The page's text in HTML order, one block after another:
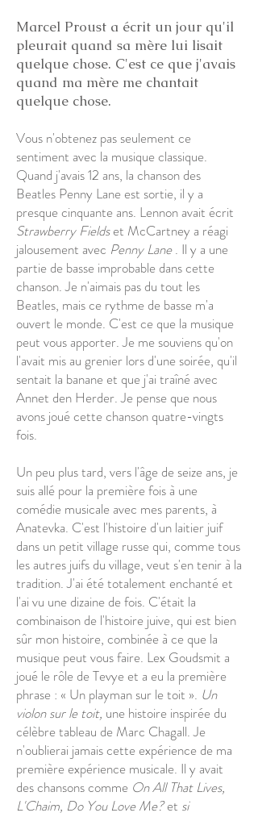
Marcel Proust a écrit un jour qu'il
pleurait quand sa mère lui lisait
quelque chose. C'est ce que j'avais
quand ma mère me chantait
quelque chose.
Vous n'obtenez pas seulement ce
sentiment avec la musique classique.
Quand j'avais 12 ans, la chanson des
Beatles Penny Lane est sortie, il y a
presque cinquante ans. Lennon avait écrit
Strawberry Fieldset McCartney a réagi
jalousement avec Penny Lane. Il y a une
partie de basse improbable dans cette
chanson. Je n'aimais pas du tout les
Beatles, mais ce rythme de basse m'a
ouvert le monde. C'est ce que la musique
peut vous apporter. Je me souviens qu'on
l'avait mis au grenier lors d'une soirée, qu'il
sentait la banane et que j'ai traîné avec
Annet den Herder. Je pense que nous
avons joué cette chanson quatre-vingts
fois.
Un peu plus tard, vers l'âge de seize ans, je
suis allé pour la première fois à une
comédie musicale avec mes parents, à
Anatevka. C'est l'histoire d'un laitier juif
dans un petit village russe qui, comme tous
les autres juifs du village, veut s'en tenir à la
tradition. J'ai été totalement enchanté et
l'ai vu une dizaine de fois. C'était la
combinaison de l'histoire juive, qui est bien
sûr mon histoire, combinée à ce que la
musique peut vous faire. Lex Goudsmit a
joué le rôle de Tevye et a eu la première
phrase : « Un playman sur le toit ». Un
violon sur le toit, une histoire inspirée du
célèbre tableau de Marc Chagall. Je
n'oublierai jamais cette expérience de ma
première expérience musicale. Il y avait
des chansons comme On All That Lives,
L'Chaim, Do You Love Me?et si